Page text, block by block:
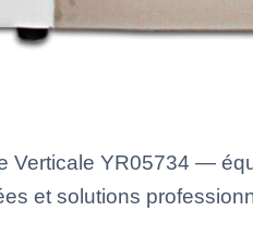
Verticale YR05734 —
et solutions